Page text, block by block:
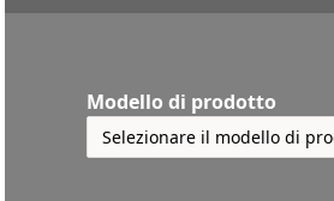
Modello di prodotto